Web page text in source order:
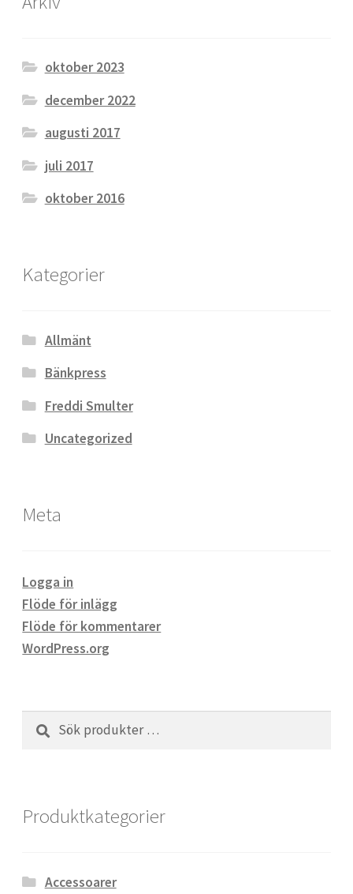
oktober 2023
december 2022
augusti 2017
juli 2017
oktober 2016
Kategorier
Allmänt
Bänkpress
Freddi Smulter
Uncategorized
Meta
Logga in
Flöde för inlägg
Flöde för kommentarer
WordPress.org
Sök
efter:
Sök
Produktkategorier
Accessoarer